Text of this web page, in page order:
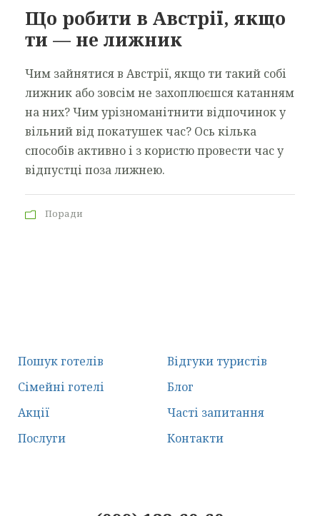
Що робити в Австрії, якщо
ти — не лижник
Чим зайнятися в Австрії, якщо ти такий собі
лижник або зовсім не захоплюєшся катанням
на них? Чим урізноманітнити відпочинок у
вільний від покатушек час? Ось кілька
способів активно і з користю провести час у
відпустці поза лижнею.
Поради
Пошук готелів
Сімейні готелі
Акції
Послуги
Відгуки туристів
Блог
Часті запитання
Контакти